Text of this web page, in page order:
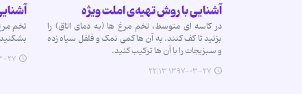
آشنایی با روش تهیه‌ی املت ویژه
در کاسه ای متوسط، تخم مرغ ها (به دمای اتاق) را
بزنید تا کف کنند. به آن ها کمی نمک و فلفل سیاه زده
و سبزیجات را با آن ها ترکیب کنید.
۱۳۹۷-۰۳-۲۷ ۲۲:۱۳
تخم
۱۳۹۷-